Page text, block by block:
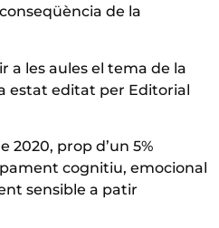
de la
a les aules el tema de la
estat editat per Editorial
2020, prop d’un 5%
cognitiu, emocional
sensible a patir